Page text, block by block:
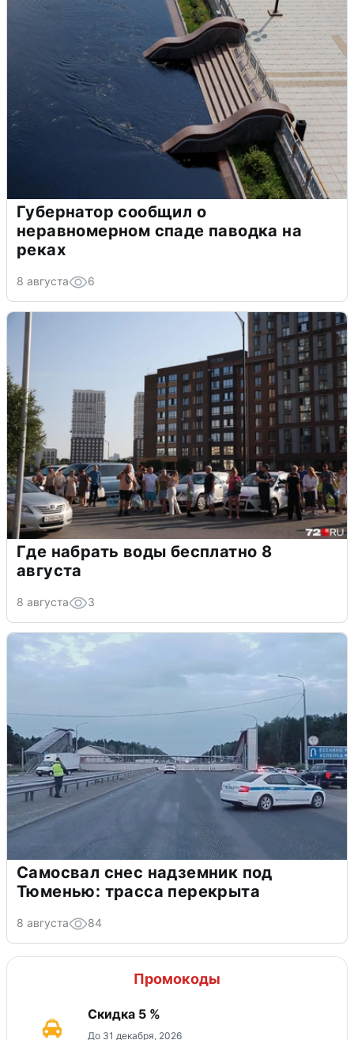
Губернатор сообщил о
неравномерном спаде паводка на
реках
8 августа 6
Где набрать воды бесплатно 8
августа
8 августа 3
Самосвал снес надземник под
Тюменью: трасса перекрыта
8 августа 84
Промокоды
Скидка 5 %
До 31 декабря, 2026